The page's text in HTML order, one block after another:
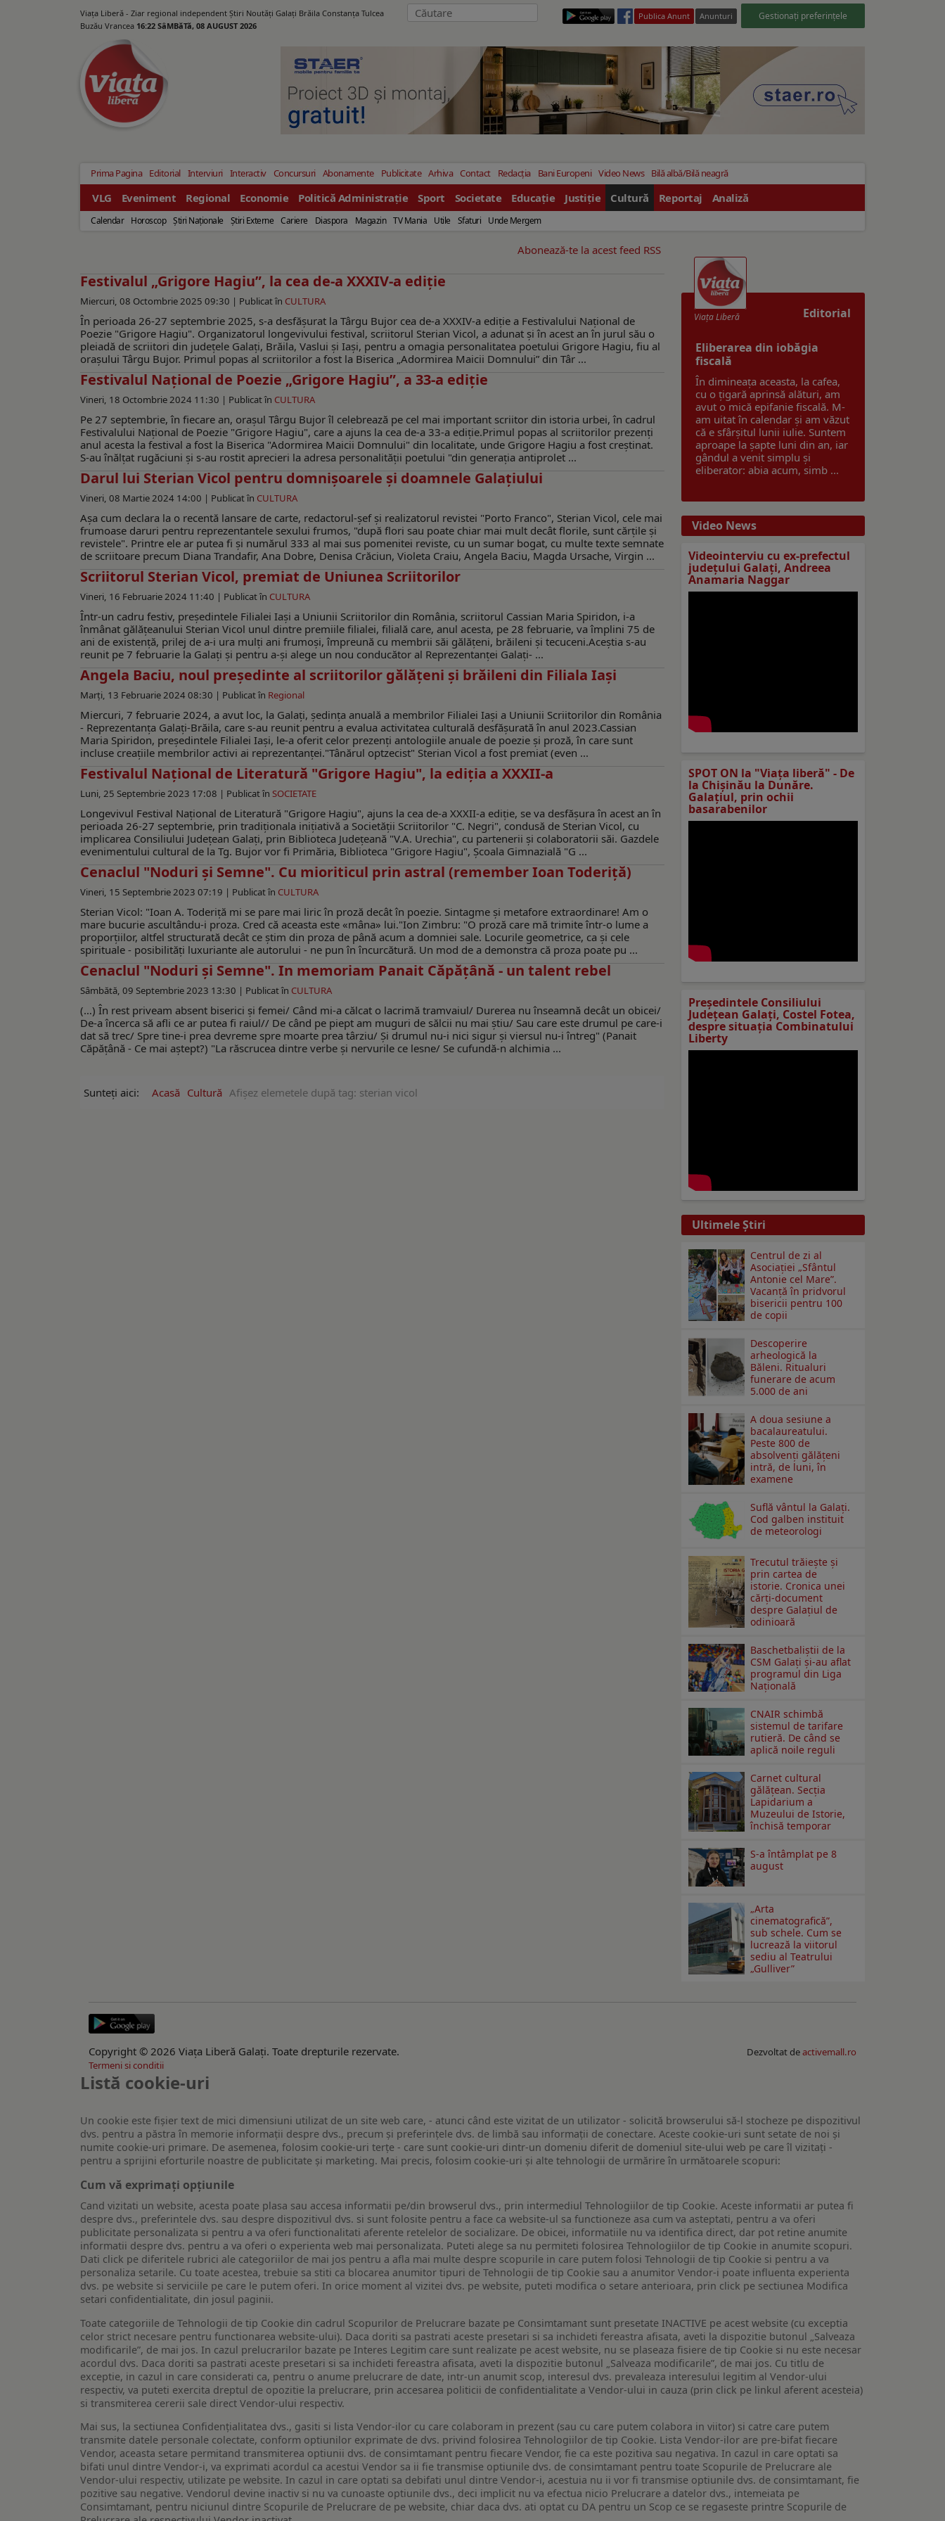
Viața Liberă - Ziar regional independent Știri Noutăți Galaţi Brăila Constanţa Tulcea
Buzău Vrancea 16:22 SâMBăTă, 08 AUGUST 2026
Publica Anunt Anunturi Gestionați preferințele
Prima Pagina Editorial Interviuri Interactiv Concursuri Abonamente Publicitate Arhiva Contact Redacția Bani Europeni Video News Bilă albă/Bilă neagră
VLG Eveniment Regional Economie Politică Administrație Sport Societate Educație Justiție Cultură Reportaj Analiză
Calendar Horoscop Ştiri Naţionale Ştiri Externe Cariere Diaspora Magazin TV Mania Utile Sfaturi Unde Mergem
Abonează-te la acest feed RSS
Festivalul „Grigore Hagiu”, la cea de-a XXXIV-a ediție
Miercuri, 08 Octombrie 2025 09:30 | Publicat în CULTURA
În perioada 26-27 septembrie 2025, s-a desfășurat la Târgu Bujor cea de-a XXXIV-a ediție a Festivalului Național de
Poezie "Grigore Hagiu". Organizatorul longevivului festival, scriitorul Sterian Vicol, a adunat și în acest an în jurul său o
pleiadă de scriitori din județele Galați, Brăila, Vaslui şi Iași, pentru a omagia personalitatea poetului Grigore Hagiu, fiu al
orașului Târgu Bujor. Primul popas al scriitorilor a fost la Biserica „Adormirea Maicii Domnului” din Târ ...
Festivalul Național de Poezie „Grigore Hagiu”, a 33-a ediție
Vineri, 18 Octombrie 2024 11:30 | Publicat în CULTURA
Pe 27 septembrie, în fiecare an, orașul Târgu Bujor îl celebrează pe cel mai important scriitor din istoria urbei, în cadrul
Festivalului Național de Poezie "Grigore Hagiu", care a ajuns la cea de-a 33-a ediție.Primul popas al scriitorilor prezenți
anul acesta la festival a fost la Biserica "Adormirea Maicii Domnului" din localitate, unde Grigore Hagiu a fost creștinat.
S-au înălțat rugăciuni și s-au rostit aprecieri la adresa personalității poetului "din generația antiprolet ...
Darul lui Sterian Vicol pentru domnișoarele și doamnele Galațiului
Vineri, 08 Martie 2024 14:00 | Publicat în CULTURA
Așa cum declara la o recentă lansare de carte, redactorul-șef și realizatorul revistei "Porto Franco", Sterian Vicol, cele mai
frumoase daruri pentru reprezentantele sexului frumos, "după flori sau poate chiar mai mult decât florile, sunt cărțile și
revistele". Printre ele ar putea fi și numărul 333 al mai sus pomenitei reviste, cu un sumar bogat, cu multe texte semnate
de scriitoare precum Diana Trandafir, Ana Dobre, Denisa Crăciun, Violeta Craiu, Angela Baciu, Magda Ursache, Virgin ...
Scriitorul Sterian Vicol, premiat de Uniunea Scriitorilor
Vineri, 16 Februarie 2024 11:40 | Publicat în CULTURA
Într-un cadru festiv, președintele Filialei Iași a Uniunii Scriitorilor din România, scriitorul Cassian Maria Spiridon, i-a
înmânat gălățeanului Sterian Vicol unul dintre premiile filialei, filială care, anul acesta, pe 28 februarie, va împlini 75 de
ani de existență, prilej de a-i ura mulți ani frumoși, împreună cu membrii săi gălățeni, brăileni şi tecuceni.Aceștia s-au
reunit pe 7 februarie la Galați și pentru a-și alege un nou conducător al Reprezentanței Galați- ...
Angela Baciu, noul președinte al scriitorilor gălăţeni şi brăileni din Filiala Iași
Marți, 13 Februarie 2024 08:30 | Publicat în Regional
Miercuri, 7 februarie 2024, a avut loc, la Galați, ședința anuală a membrilor Filialei Iași a Uniunii Scriitorilor din România
- Reprezentanța Galați-Brăila, care s-au reunit pentru a evalua activitatea culturală desfășurată în anul 2023.Cassian
Maria Spiridon, președintele Filialei Iași, le-a oferit celor prezenți antologiile anuale de poezie și proză, în care sunt
incluse creațiile membrilor activi ai reprezentanței."Tânărul optzecist" Sterian Vicol a fost premiat (even ...
Festivalul Național de Literatură "Grigore Hagiu", la ediţia a XXXII-a
Luni, 25 Septembrie 2023 17:08 | Publicat în SOCIETATE
Longevivul Festival Național de Literatură "Grigore Hagiu", ajuns la cea de-a XXXII-a ediție, se va desfăşura în acest an în
perioada 26-27 septembrie, prin tradiționala inițiativă a Societăţii Scriitorilor "C. Negri", condusă de Sterian Vicol, cu
implicarea Consiliului Județean Galați, prin Biblioteca Județeană "V.A. Urechia", cu partenerii și colaboratorii săi. Gazdele
evenimentului cultural de la Tg. Bujor vor fi Primăria, Biblioteca "Grigore Hagiu", Școala Gimnazială "G ...
Cenaclul "Noduri şi Semne". Cu mioriticul prin astral (remember Ioan Toderiță)
Vineri, 15 Septembrie 2023 07:19 | Publicat în CULTURA
Sterian Vicol: "Ioan A. Toderiţă mi se pare mai liric în proză decât în poezie. Sintagme şi metafore extraordinare! Am o
mare bucurie ascultându-i proza. Cred că aceasta este «mâna» lui."Ion Zimbru: "O proză care mă trimite într-o lume a
proporţiilor, altfel structurată decât ce ştim din proza de până acum a domniei sale. Locurile geometrice, ca şi cele
spirituale - posibilităţi luxuriante ale autorului - ne pun în încurcătură. Un mod de a demonstra că proza poate pu ...
Cenaclul "Noduri și Semne". In memoriam Panait Căpăţână - un talent rebel
Sâmbătă, 09 Septembrie 2023 13:30 | Publicat în CULTURA
(…) În rest priveam absent biserici şi femei/ Când mi-a călcat o lacrimă tramvaiul/ Durerea nu înseamnă decât un obicei/
De-a încerca să afli ce ar putea fi raiul// De când pe piept am muguri de sălcii nu mai ştiu/ Sau care este drumul pe care-i
dat să trec/ Spre tine-i prea devreme spre moarte prea târziu/ Şi drumul nu-i nici sigur şi viersul nu-i întreg" (Panait
Căpățână - Ce mai aştept?) "La răscrucea dintre verbe şi nervurile ce lesne/ Se cufundă-n alchimia ...
Sunteți aici: Acasă Cultură Afişez elemetele după tag: sterian vicol
Editorial
Viaţa Liberă
Eliberarea din iobăgia
fiscală
În dimineața aceasta, la cafea,
cu o țigară aprinsă alături, am
avut o mică epifanie fiscală. M-
am uitat în calendar și am văzut
că e sfârșitul lunii iulie. Suntem
aproape la șapte luni din an, iar
gândul a venit simplu și
eliberator: abia acum, simb ...
Video News
Videointerviu cu ex-prefectul
judeţului Galaţi, Andreea
Anamaria Naggar
SPOT ON la "Viaţa liberă" - De
la Chișinău la Dunăre.
Galațiul, prin ochii
basarabenilor
Preşedintele Consiliului
Judeţean Galaţi, Costel Fotea,
despre situaţia Combinatului
Liberty
Ultimele Ştiri
Centrul de zi al
Asociației „Sfântul
Antonie cel Mare”.
Vacanță în pridvorul
bisericii pentru 100
de copii
Descoperire
arheologică la
Băleni. Ritualuri
funerare de acum
5.000 de ani
A doua sesiune a
bacalaureatului.
Peste 800 de
absolvenţi gălăţeni
intră, de luni, în
examene
Suflă vântul la Galaţi.
Cod galben instituit
de meteorologi
Trecutul trăiește și
prin cartea de
istorie. Cronica unei
cărți-document
despre Galațiul de
odinioară
Baschetbaliștii de la
CSM Galați și-au aflat
programul din Liga
Națională
CNAIR schimbă
sistemul de tarifare
rutieră. De când se
aplică noile reguli
Carnet cultural
gălăţean. Secţia
Lapidarium a
Muzeului de Istorie,
închisă temporar
S-a întâmplat pe 8
august
„Arta
cinematografică”,
sub schele. Cum se
lucrează la viitorul
sediu al Teatrului
„Gulliver”
Copyright © 2026 Viaţa Liberă Galaţi. Toate drepturile rezervate. Dezvoltat deactivemall.ro
Termeni si conditii
Listă cookie-uri
Un cookie este fişier text de mici dimensiuni utilizat de un site web care, - atunci când este vizitat de un utilizator - solicită browserului să-l stocheze pe dispozitivul
dvs. pentru a păstra în memorie informații despre dvs., precum și preferințele dvs. de limbă sau informații de conectare. Aceste cookie-uri sunt setate de noi și
numite cookie-uri primare. De asemenea, folosim cookie-uri terțe - care sunt cookie-uri dintr-un domeniu diferit de domeniul site-ului web pe care îl vizitați -
pentru a sprijini eforturile noastre de publicitate și marketing. Mai precis, folosim cookie-uri și alte tehnologii de urmărire în următoarele scopuri:
Cum vă exprimați opțiunile
Cand vizitati un website, acesta poate plasa sau accesa informatii pe/din browserul dvs., prin intermediul Tehnologiilor de tip Cookie. Aceste informatii ar putea fi
despre dvs., preferintele dvs. sau despre dispozitivul dvs. si sunt folosite pentru a face ca website-ul sa functioneze asa cum va asteptati, pentru a va oferi
publicitate personalizata si pentru a va oferi functionalitati aferente retelelor de socializare. De obicei, informatiile nu va identifica direct, dar pot retine anumite
informatii despre dvs. pentru a va oferi o experienta web mai personalizata. Puteti alege sa nu permiteti folosirea Tehnologiilor de tip Cookie in anumite scopuri.
Dati click pe diferitele rubrici ale categoriilor de mai jos pentru a afla mai multe despre scopurile in care putem folosi Tehnologii de tip Cookie si pentru a va
personaliza setarile. Cu toate acestea, trebuie sa stiti ca blocarea anumitor tipuri de Tehnologii de tip Cookie sau a anumitor Vendor-i poate influenta experienta
dvs. pe website si serviciile pe care le putem oferi. In orice moment al vizitei dvs. pe website, puteti modifica o setare anterioara, prin click pe sectiunea Modifica
setari confidentialitate, din josul paginii.
Toate categoriile de Tehnologii de tip Cookie din cadrul Scopurilor de Prelucrare bazate pe Consimtamant sunt presetate INACTIVE pe acest website (cu exceptia
celor strict necesare pentru functionarea website-ului). Daca doriti sa pastrati aceste presetari si sa inchideti fereastra afisata, aveti la dispozitie butonul „Salveaza
modificarile”, de mai jos. In cazul prelucrarilor bazate pe Interes Legitim care sunt realizate pe acest website, nu se plaseaza fisiere de tip Cookie si nu este necesar
acordul dvs. Daca doriti sa pastrati aceste presetari si sa inchideti fereastra afisata, aveti la dispozitie butonul „Salveaza modificarile”, de mai jos. Cu titlu de
exceptie, in cazul in care considerati ca, pentru o anume prelucrare de date, intr-un anumit scop, interesul dvs. prevaleaza interesului legitim al Vendor-ului
respectiv, va puteti exercita dreptul de opozitie la prelucrare, prin accesarea politicii de confidentialitate a Vendor-ului in cauza (prin click pe linkul aferent acesteia)
si transmiterea cererii sale direct Vendor-ului respectiv.
Mai sus, la sectiunea Confidențialitatea dvs., gasiti si lista Vendor-ilor cu care colaboram in prezent (sau cu care putem colabora in viitor) si catre care putem
transmite datele personale colectate, conform optiunilor exprimate de dvs. privind folosirea Tehnologiilor de tip Cookie. Lista Vendor-ilor are pre-bifat fiecare
Vendor, aceasta setare permitand transmiterea optiunii dvs. de consimtamant pentru fiecare Vendor, fie ca este pozitiva sau negativa. In cazul in care optati sa
bifati unul dintre Vendor-i, va exprimati acordul ca acestui Vendor sa ii fie transmise optiunile dvs. de consimtamant pentru toate Scopurile de Prelucrare ale
Vendor-ului respectiv, utilizate pe website. In cazul in care optati sa debifati unul dintre Vendor-i, acestuia nu ii vor fi transmise optiunile dvs. de consimtamant, fie
pozitive sau negative. Vendorul devine inactiv si nu va cunoaste optiunile dvs., deci implicit nu va efectua nicio Prelucrare a datelor dvs., intemeiata pe
Consimtamant, pentru niciunul dintre Scopurile de Prelucrare de pe website, chiar daca dvs. ati optat cu DA pentru un Scop ce se regaseste printre Scopurile de